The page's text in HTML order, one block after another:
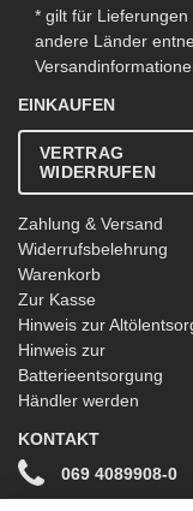
* gilt für
andere Länder
EINKAUFEN
VERTRAG
WIDERRUFEN
Zahlung & Versand
Widerrufsbelehrung
Warenkorb
Zur Kasse
Hinweis zur
Hinweis zur
Batterieentsorgung
Händler werden
KONTAKT
069 4089908-0